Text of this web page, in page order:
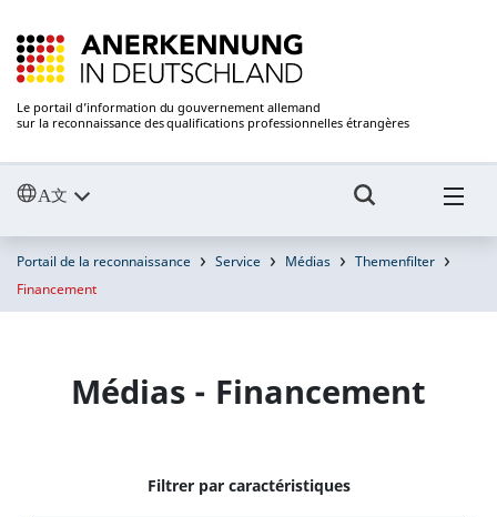
Le portail d’information du gouvernement allemand
sur la reconnaissance des qualifications professionnelles étrangères
Portail de la reconnaissance Service Médias
Themenfilter
Financement
Médias - Financement
Filtrer par caractéristiques